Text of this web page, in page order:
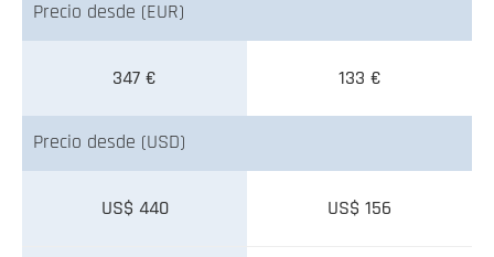
Precio desde (EUR)
347 € 133 €
Precio desde (USD)
US$ 440 US$ 156